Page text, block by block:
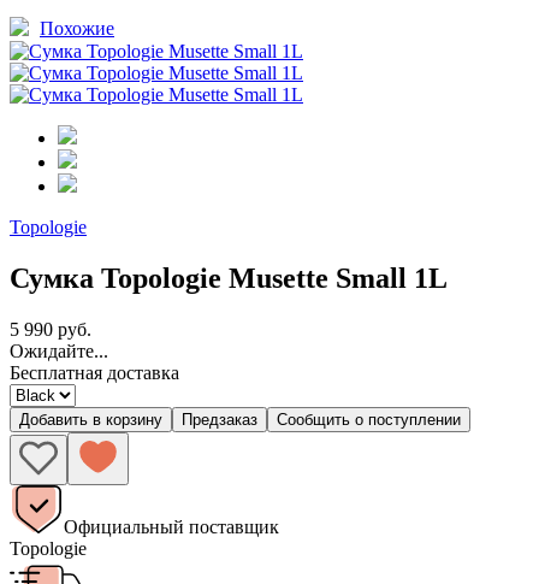
Похожие
Topologie
Сумка Topologie Musette Small 1L
5 990 руб.
Ожидайте...
Бесплатная доставка
Добавить в корзину Предзаказ Сообщить о поступлении
Официальный поставщик
Topologie